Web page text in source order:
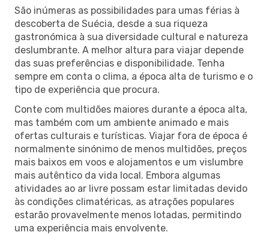
São inúmeras as possibilidades para umas férias à
descoberta de Suécia, desde a sua riqueza
gastronómica à sua diversidade cultural e natureza
deslumbrante. A melhor altura para viajar depende
das suas preferências e disponibilidade. Tenha
sempre em conta o clima, a época alta de turismo e o
tipo de experiência que procura.
Conte com multidões maiores durante a época alta,
mas também com um ambiente animado e mais
ofertas culturais e turísticas. Viajar fora de época é
normalmente sinónimo de menos multidões, preços
mais baixos em voos e alojamentos e um vislumbre
mais autêntico da vida local. Embora algumas
atividades ao ar livre possam estar limitadas devido
às condições climatéricas, as atrações populares
estarão provavelmente menos lotadas, permitindo
uma experiência mais envolvente.